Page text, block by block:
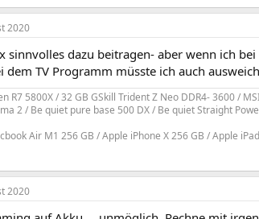
2020
sinnvolles dazu beitragen- aber wenn ich
dem TV Programm müsste ich auch
R7 5800X / 32 GB GSkill Trident Z Neo DDR4- 3600 /
2 / Be quiet pure base 500 DX / Be quiet Straight
Air M1 256 GB / Apple iPhone X 256 GB / Apple
2020